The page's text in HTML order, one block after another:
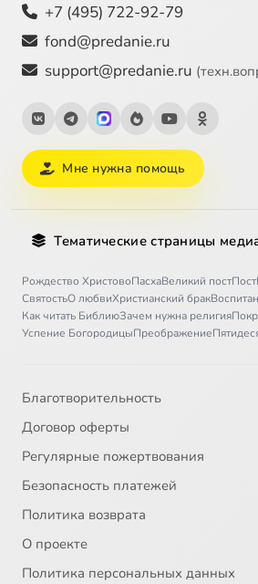
+7 (495) 722-92-79
fond@predanie.ru
support@predanie.ru
Мне нужна помощь
Тематические страницы
Рождество ХристовоПасхаВеликий постПост
СвятостьО любвиХристианский брак
Как читать БиблиюЗачем нужна религия
Успение БогородицыПреображение
Благотворительность
Договор оферты
Регулярные пожертвования
Безопасность платежей
Политика возврата
О проекте
Политика персональных данных